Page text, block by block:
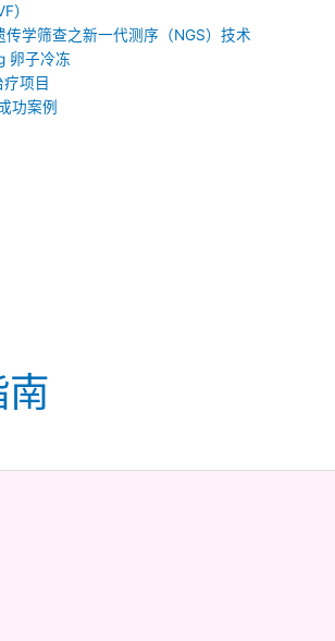
）
传学筛查之新一代测序（NGS）技术
卵子冷冻
项目
功案例